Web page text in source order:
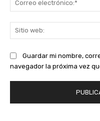
Guardar mi nombre,
navegador la próxima vez